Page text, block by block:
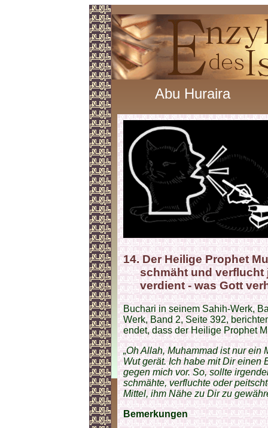
Abu Huraira
14. Der Heilige Prophet
schmäht und verflucht
verdient - was Gott
Buchari in seinem Sahih-Werk,
Werk, Band 2, Seite 392,
endet, dass der Heilige Prophet
„Oh Allah, Muhammad ist nur ein
Wut gerät. Ich habe mit Dir einen
gegen mich vor. So, sollte
schmähte, verfluchte oder
Mittel, ihm Nähe zu Dir zu
Bemerkungen